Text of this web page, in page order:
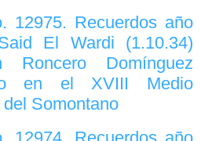
12975. Recuerdos año
El Wardi (1.10.34)
Domínguez
en el XVIII Medio
Somontano